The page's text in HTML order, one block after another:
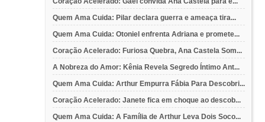
Quem Ama Cuida: Pilar declara guerra e ameaça tira...
Quem Ama Cuida: Otoniel enfrenta Adriana e promete...
Coração Acelerado: Furiosa Quebra, Ana Castela Som...
A Nobreza do Amor: Kênia Revela Segredo Íntimo Ant...
Quem Ama Cuida: Arthur Empurra Fábia Para Descobri...
Coração Acelerado: Janete fica em choque ao descob...
Quem Ama Cuida: A Família de Arthur Leva Dois Soco...